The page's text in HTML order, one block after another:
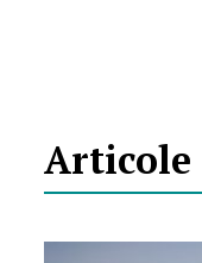
Articole